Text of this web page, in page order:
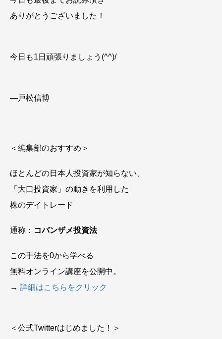
ありがとうございました！
今日も1日頑張りましょう(^^)/
―戸松信博
＜編集部のおすすめ＞
ほとんどの日本人投資家が知らない、
「大口投資家」の動きを利用した
株のデイトレード
通称： コバンザメ投資法
この手法を0から学べる
無料オンライン講座を公開中。
→ 詳細はこちらをクリック
＜公式Twitterはじめました！＞